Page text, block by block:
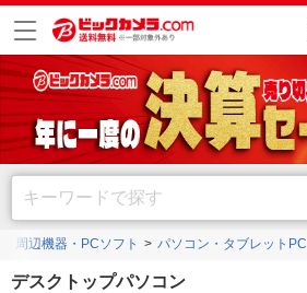
周辺機器・PCソフト パソコン・タブレットPC
デスクトップパソコン